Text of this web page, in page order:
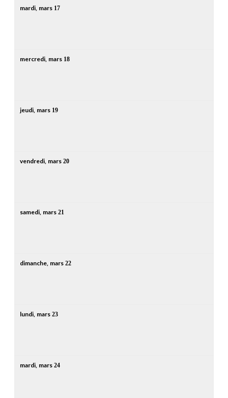
mardi, mars 17
mercredi, mars 18
jeudi, mars 19
vendredi, mars 20
samedi, mars 21
dimanche, mars 22
lundi, mars 23
mardi, mars 24